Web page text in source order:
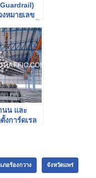
หมายเลข
นน และ
งการ์ดเรล
ภอร้องกวาง จังหวัดแพร่